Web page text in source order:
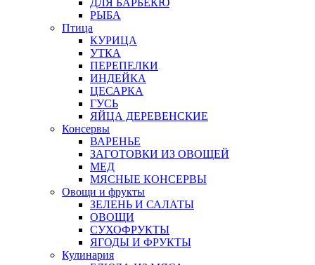
ДЛЯ БАРБЕКЮ
РЫБА
Птица
КУРИЦА
УТКА
ПЕРЕПЕЛКИ
ИНДЕЙКА
ЦЕСАРКА
ГУСЬ
ЯЙЦА ДЕРЕВЕНСКИЕ
Консервы
ВАРЕНЬЕ
ЗАГОТОВКИ ИЗ ОВОЩЕЙ
МЕД
МЯСНЫЕ КОНСЕРВЫ
Овощи и фрукты
ЗЕЛЕНЬ И САЛАТЫ
ОВОЩИ
СУХОФРУКТЫ
ЯГОДЫ И ФРУКТЫ
Кулинария